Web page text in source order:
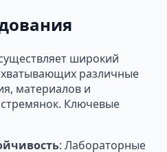
широкий
различные
материалов и
Ключевые
: Лабораторные